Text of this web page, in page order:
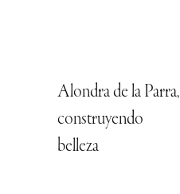
Alondra de la Parra,
construyendo
belleza